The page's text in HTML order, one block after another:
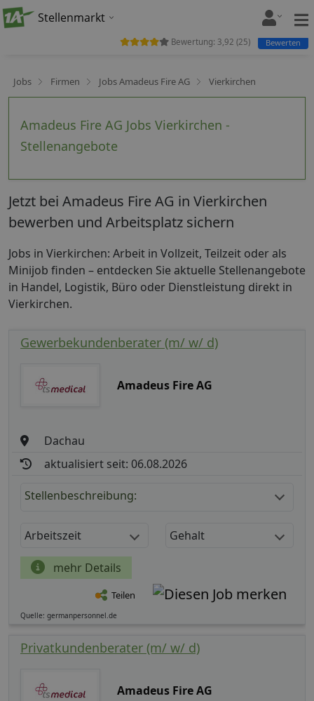
Stellenmarkt
Jobs Firmen Jobs Amadeus Fire AG Vierkirchen
Amadeus Fire AG Jobs Vierkirchen -
Stellenangebote
Bewertung: 3,92 (25) Bewerten
Jetzt bei Amadeus Fire AG in Vierkirchen
bewerben und Arbeitsplatz sichern
Jobs in Vierkirchen: Arbeit in Vollzeit, Teilzeit oder als
Minijob finden – entdecken Sie aktuelle Stellenangebote
in Handel, Logistik, Büro oder Dienstleistung direkt in
Vierkirchen.
Gewerbekundenberater (m/ w/ d)
Amadeus Fire AG
Dachau
aktualisiert seit: 06.08.2026
Stellenbeschreibung:
Arbeitszeit Gehalt
mehr Details
Teilen
Quelle: germanpersonnel.de
Privatkundenberater (m/ w/ d)
Amadeus Fire AG